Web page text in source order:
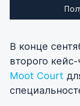
В конце
второго
Moot Court